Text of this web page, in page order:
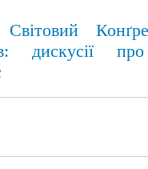
дискусії